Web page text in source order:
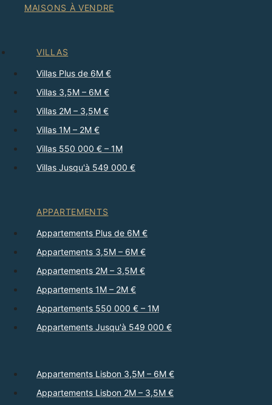
MAISONS À VENDRE
VILLAS
Villas Plus de 6M €
Villas 3,5M – 6M €
Villas 2M – 3,5M €
Villas 1M – 2M €
Villas 550 000 € – 1M
Villas Jusqu'à 549 000 €
APPARTEMENTS
Appartements Plus de 6M €
Appartements 3,5M – 6M €
Appartements 2M – 3,5M €
Appartements 1M – 2M €
Appartements 550 000 € – 1M
Appartements Jusqu'à 549 000 €
Appartements Lisbon 3,5M – 6M €
Appartements Lisbon 2M – 3,5M €